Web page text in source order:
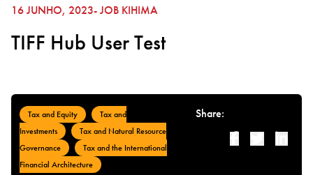
16 JUNHO, 2023- JOB KIHIMA
TIFF Hub User Test
Tax and Equity
Tax and
Investments
Tax and Natural Resource
Governance
Tax and the International
Financial Architecture
Share: